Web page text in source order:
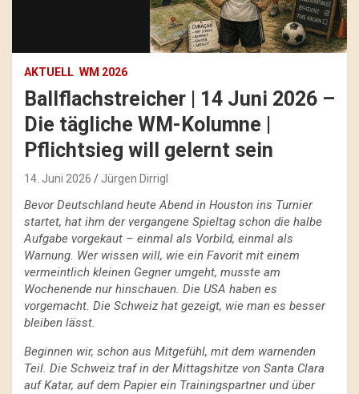
AKTUELL WM 2026
Ballflachstreicher | 14 Juni 2026 –
Die tägliche WM-Kolumne |
Pflichtsieg will gelernt sein
14. Juni 2026 Jürgen Dirrigl
Bevor Deutschland heute Abend in Houston ins Turnier
startet, hat ihm der vergangene Spieltag schon die halbe
Aufgabe vorgekaut – einmal als Vorbild, einmal als
Warnung. Wer wissen will, wie ein Favorit mit einem
vermeintlich kleinen Gegner umgeht, musste am
Wochenende nur hinschauen. Die USA haben es
vorgemacht. Die Schweiz hat gezeigt, wie man es besser
bleiben lässt.
Beginnen wir, schon aus Mitgefühl, mit dem warnenden
Teil. Die Schweiz traf in der Mittagshitze von Santa Clara
auf Katar, auf dem Papier ein Trainingspartner und über